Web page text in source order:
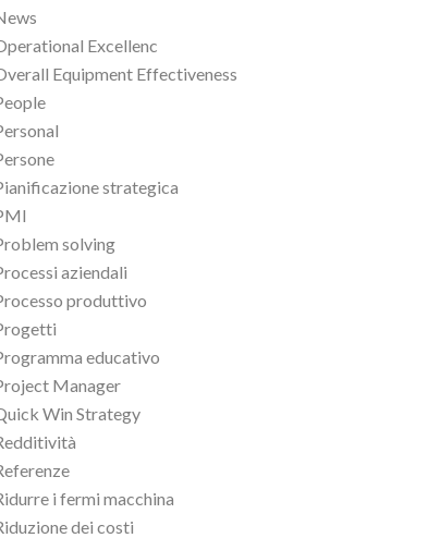
Excellenc
Equipment Effectiveness
strategica
solving
aziendali
produttivo
educativo
Manager
Win Strategy
i fermi macchina
dei costi